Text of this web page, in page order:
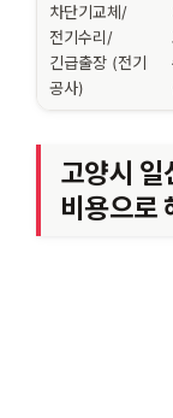
차단기교체/
전기수리/
긴급출장 (전기
공사)
고양시 일
비용으로